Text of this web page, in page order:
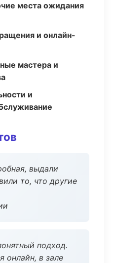
места ожидания
и онлайн-
мастера и
и
выдали
то, что другие
подход.
онлайн, в зале